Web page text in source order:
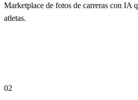
Marketplace de fotos de carreras con IA
atletas.
02